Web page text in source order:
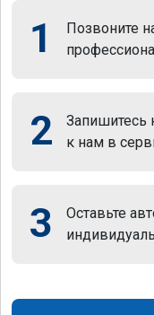
1 Позвоните
2
Запишитесь
к нам в
3
Оставьте